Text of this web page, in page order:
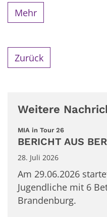
Mehr
Zurück
Weitere
MIA in Tour 26:
BERICHT AUS
28. Juli 2026
Am 29.06.2026
Jugendliche mit 6
Brandenburg.